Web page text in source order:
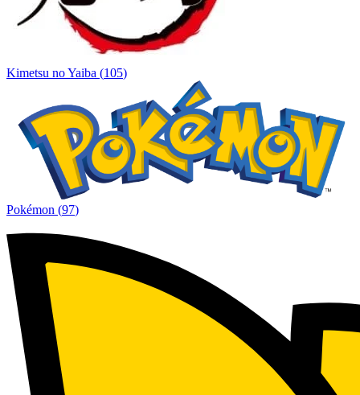
Kimetsu no Yaiba (105)
Pokémon (97)